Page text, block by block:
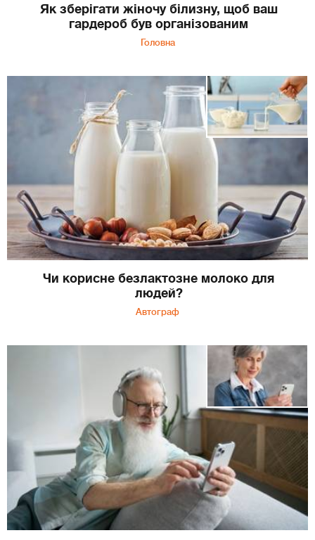
Як зберігати жіночу білизну, щоб ваш
гардероб був організованим
Головна
Чи корисне безлактозне молоко для
людей?
Автограф